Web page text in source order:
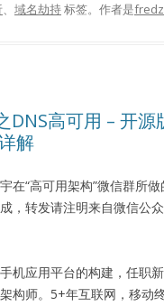
、 域名劫持标签。 作者是
DNS高可用 – 开源
解
在“高可用架构”微信群所
，转发请注明来自微信公
机应用平台的构建，任职
构师。5+年互联网，移动